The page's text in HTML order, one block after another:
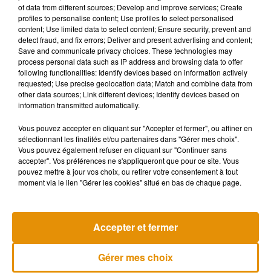
MARCENAC FLEURS de Saint Estève �x"� qui vient de
déposer 400 bouquets...
Publiée parMarjorie PlasurLundi 2 novembre 2020
"Ils en ont besoin, assure la fleuriste de 38 ans. Il faut se
soutenir en ce moment et ne pas rentrer dans la colère", a
expliqué la femme de 38 ans. Si le mardi 3 novembre,
Perpignan, d'autres livraisons de fleurs sont prévues
mercredi et jeudi, dans des lieux pour l'instant tenus secrets.
Bravo !
Musique
Madonna sort enfin le remix de « Love
Sensation » avec Kylie Minogue
of data from different sources; Develop and improve services; Create
profiles to personalise content; Use profiles to select personalised
content; Use limited data to select content; Ensure security, prevent and
detect fraud, and fix errors; Deliver and present advertising and content;
Save and communicate privacy choices. These technologies may
process personal data such as IP address and browsing data to offer
following functionalities: Identify devices based on information actively
requested; Use precise geolocation data; Match and combine data from
other data sources; Link different devices; Identify devices based on
information transmitted automatically.
Vous pouvez accepter en cliquant sur "Accepter et fermer", ou affiner en
sélectionnant les finalités et/ou partenaires dans "Gérer mes choix".
Vous pouvez également refuser en cliquant sur "Continuer sans
accepter". Vos préférences ne s'appliqueront que pour ce site. Vous
pouvez mettre à jour vos choix, ou retirer votre consentement à tout
moment via le lien "Gérer les cookies" situé en bas de chaque page.
Gérer mes choix
Accepter et fermer